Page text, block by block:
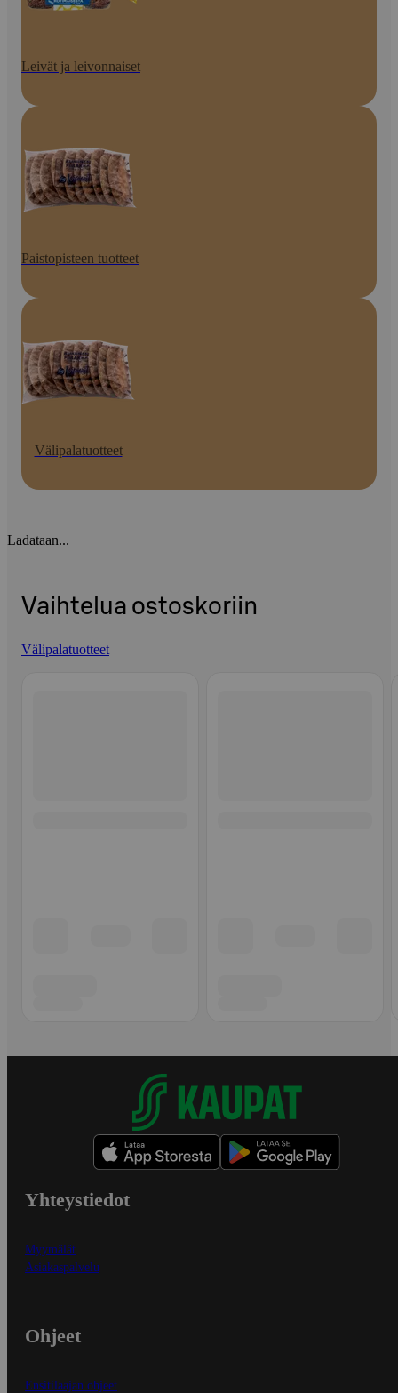
Leivät ja leivonnaiset
Paistopisteen tuotteet
Välipalatuotteet
Ladataan...
Vaihtelua ostoskoriin
Välipalatuotteet
Yhteystiedot
Myymälät
Asiakaspalvelu
Ohjeet
Ensitilaajan ohjeet